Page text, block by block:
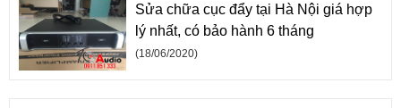
Sửa chữa cục đẩy tại Hà Nội giá hợp
lý nhất, có bảo hành 6 tháng
(18/06/2020)